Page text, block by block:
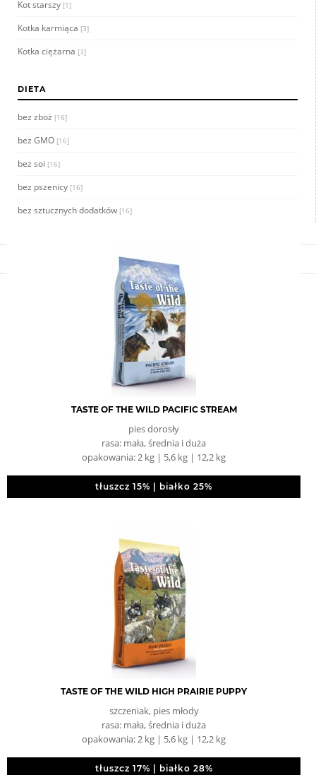
Kot starszy [1]
Kotka karmiąca [3]
Kotka ciężarna [3]
DIETA
bez zboż [16]
bez GMO [16]
bez soi [16]
bez pszenicy [16]
bez sztucznych dodatków [16]
TASTE OF THE WILD PACIFIC STREAM
pies dorosły
rasa: mała, średnia i duża
opakowania: 2 kg | 5,6 kg | 12,2 kg
tłuszcz 15% | białko 25%
TASTE OF THE WILD HIGH PRAIRIE PUPPY
szczeniak, pies młody
rasa: mała, średnia i duża
opakowania: 2 kg | 5,6 kg | 12,2 kg
tłuszcz 17% | białko 28%